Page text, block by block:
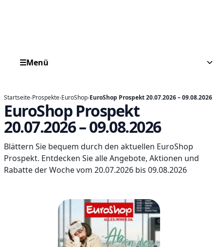
☰Menü
Startseite›Prospekte›EuroShop›EuroShop Prospekt 20.07.2026 – 09.08.2026
EuroShop Prospekt
20.07.2026 – 09.08.2026
Blättern Sie bequem durch den aktuellen EuroShop
Prospekt. Entdecken Sie alle Angebote, Aktionen und
Rabatte der Woche vom 20.07.2026 bis 09.08.2026